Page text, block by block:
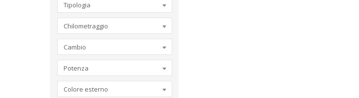
Tipologia
Chilometraggio
Cambio
Potenza
Colore esterno